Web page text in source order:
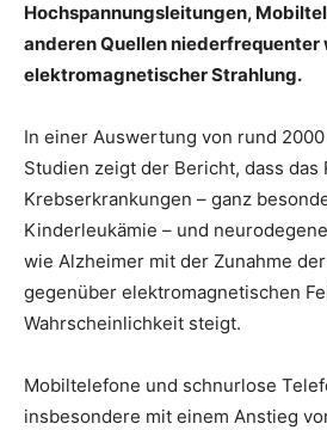
Hochspannungsleitungen,
anderen Quellen
elektromagnetischer Strahlung.
In einer Auswertung von rund
Studien zeigt der Bericht, dass das
Krebserkrankungen – ganz
Kinderleukämie – und
wie Alzheimer mit der Zunahme
gegenüber elektromagnetischen
Wahrscheinlichkeit steigt.
Mobiltelefone und schnurlose
insbesondere mit einem Anstieg